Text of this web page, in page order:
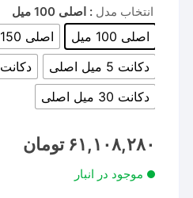
انتخاب مدل : اصلی 100 میل
اصلی 100 میل
اصلی 150 میل
دکانت 5 میل اصلی
دکانت 10 میل اصلی
دکانت 30 میل اصلی
۶۱,۱۰۸,۲۸۰ تومان
موجود در انبار